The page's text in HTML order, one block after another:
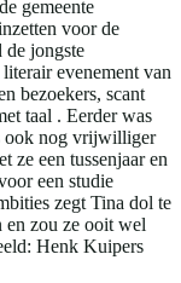
gemeente
voor de
de jongste
evenement van
bezoekers, scant
taal . Eerder was
ook nog vrijwilliger
ze een tussenjaar en
een studie
zegt Tina dol te
en zou ze ooit wel
Henk Kuipers